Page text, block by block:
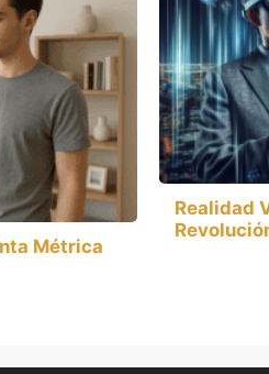
Métrica
Realidad